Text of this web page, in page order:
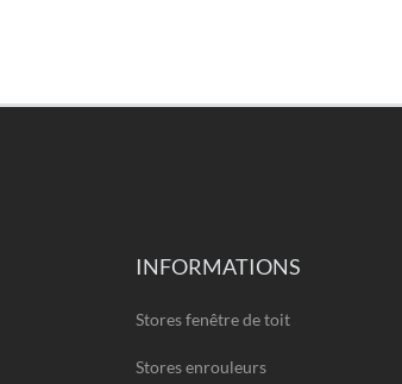
INFORMATIONS
Stores fenêtre de toit
Stores enrouleurs